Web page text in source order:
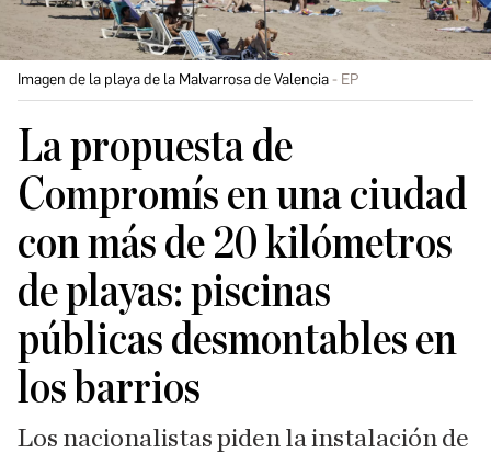
Imagen de la playa de la Malvarrosa de Valencia EP
La propuesta de
Compromís en una ciudad
con más de 20 kilómetros
de playas: piscinas
públicas desmontables en
los barrios
Los nacionalistas piden la instalación de